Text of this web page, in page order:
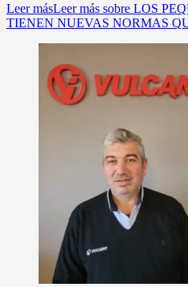
Leer másLeer más sobre LOS
TIENEN NUEVAS NORMAS